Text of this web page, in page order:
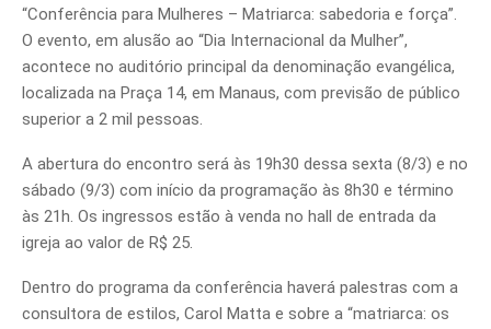
“Conferência para Mulheres – Matriarca: sabedoria e força”.
O evento, em alusão ao “Dia Internacional da Mulher”,
acontece no auditório principal da denominação evangélica,
localizada na Praça 14, em Manaus, com previsão de público
superior a 2 mil pessoas.
A abertura do encontro será às 19h30 dessa sexta (8/3) e no
sábado (9/3) com início da programação às 8h30 e término
às 21h. Os ingressos estão à venda no hall de entrada da
igreja ao valor de R$ 25.
Dentro do programa da conferência haverá palestras com a
consultora de estilos, Carol Matta e sobre a “matriarca: os